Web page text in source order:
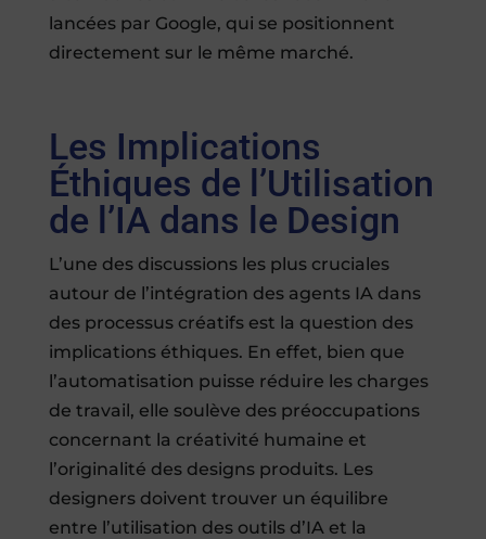
lancées par Google, qui se positionnent
directement sur le même marché.
Les Implications
Éthiques de l’Utilisation
de l’IA dans le Design
L’une des discussions les plus cruciales
autour de l’intégration des agents IA dans
des processus créatifs est la question des
implications éthiques. En effet, bien que
l’automatisation puisse réduire les charges
de travail, elle soulève des préoccupations
concernant la créativité humaine et
l’originalité des designs produits. Les
designers doivent trouver un équilibre
entre l’utilisation des outils d’IA et la